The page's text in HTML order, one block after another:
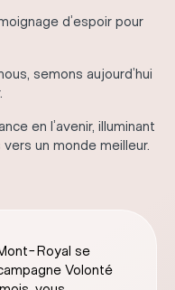
d’espoir pour
semons aujourd’hui
en l’avenir, illuminant
un monde meilleur.
Royal se
Volonté